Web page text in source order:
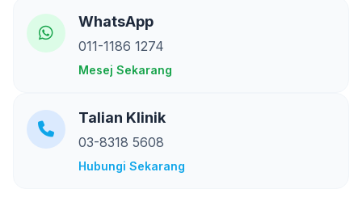
WhatsApp
011-1186 1274
Mesej Sekarang
Talian Klinik
03-8318 5608
Hubungi Sekarang